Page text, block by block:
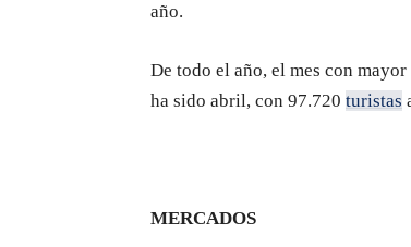
año.
De todo el año, el mes con
ha sido abril, con 97.720 turistas
MERCADOS